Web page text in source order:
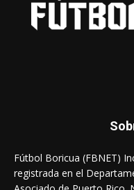
Fútbol Boricua (FBNET)
registrada en el